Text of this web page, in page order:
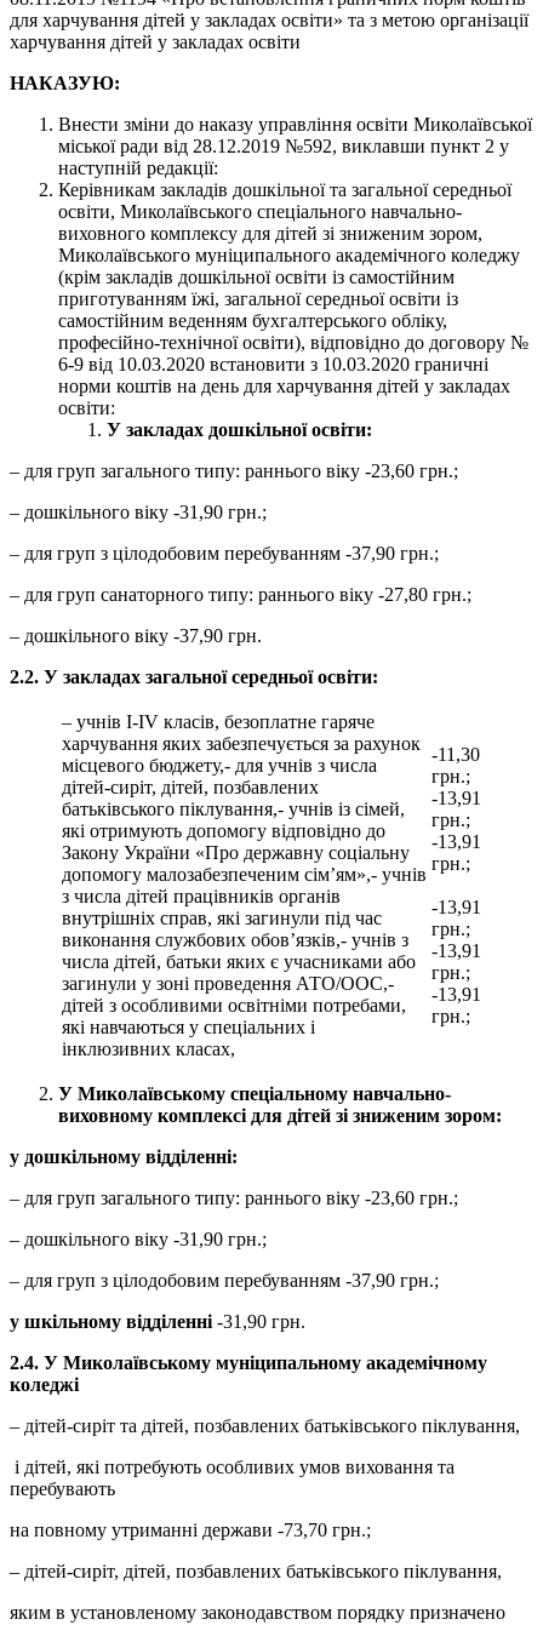
для харчування дітей у закладах освіти» та з метою організації
харчування дітей у закладах освіти
НАКАЗУЮ:
Внести зміни до наказу управління освіти Миколаївської
міської ради від 28.12.2019 №592, виклавши пункт 2 у
наступній редакції:
Керівникам закладів дошкільної та загальної середньої
освіти, Миколаївського спеціального навчально-
виховного комплексу для дітей зі зниженим зором,
Миколаївського муніципального академічного коледжу
(крім закладів дошкільної освіти із самостійним
приготуванням їжі, загальної середньої освіти із
самостійним веденням бухгалтерського обліку,
професійно-технічної освіти), відповідно до договору №
6-9 від 10.03.2020 встановити з 10.03.2020 граничні
норми коштів на день для харчування дітей у закладах
освіти:
У закладах дошкільної освіти:
– для груп загального типу: раннього віку -23,60 грн.;
– дошкільного віку -31,90 грн.;
– для груп з цілодобовим перебуванням -37,90 грн.;
– для груп санаторного типу: раннього віку -27,80 грн.;
– дошкільного віку -37,90 грн.
2.2. У закладах загальної середньої освіти:
– учнів I-IV класів, безоплатне гаряче
харчування яких забезпечується за рахунок
місцевого бюджету,- для учнів з числа
дітей-сиріт, дітей, позбавлених
батьківського піклування,- учнів із сімей,
які отримують допомогу відповідно до
Закону України «Про державну соціальну
допомогу малозабезпеченим сім’ям»,- учнів
з числа дітей працівників органів
внутрішніх справ, які загинули під час
виконання службових обов’язків,- учнів з
числа дітей, батьки яких є учасниками або
загинули у зоні проведення АТО/ООС,-
дітей з особливими освітніми потребами,
які навчаються у спеціальних і
інклюзивних класах,
-11,30
грн.;
-13,91
грн.;
-13,91
грн.;
-13,91
грн.;
-13,91
грн.;
-13,91
грн.;
У Миколаївському спеціальному навчально-
виховному комплексі для дітей зі зниженим зором:
у дошкільному відділенні:
– для груп загального типу: раннього віку -23,60 грн.;
– дошкільного віку -31,90 грн.;
– для груп з цілодобовим перебуванням -37,90 грн.;
у шкільному відділенні -31,90 грн.
2.4. У Миколаївському муніципальному академічному
коледжі
– дітей-сиріт та дітей, позбавлених батьківського піклування,
і дітей, які потребують особливих умов виховання та
перебувають
на повному утриманні держави -73,70 грн.;
– дітей-сиріт, дітей, позбавлених батьківського піклування,
яким в установленому законодавством порядку призначено